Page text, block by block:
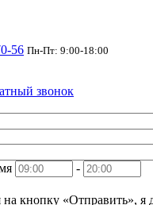
56 Пн-Пт: 9:00-18:00
звонок
-
кнопку «Отправить», я